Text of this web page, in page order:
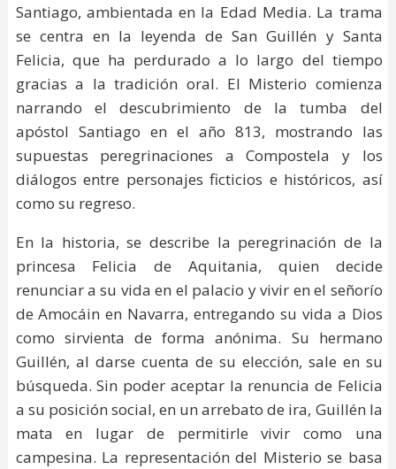
Santiago, ambientada en la Edad Media. La trama
se centra en la leyenda de San Guillén y Santa
Felicia, que ha perdurado a lo largo del tiempo
gracias a la tradición oral. El Misterio comienza
narrando el descubrimiento de la tumba del
apóstol Santiago en el año 813, mostrando las
supuestas peregrinaciones a Compostela y los
diálogos entre personajes ficticios e históricos, así
como su regreso.
En la historia, se describe la peregrinación de la
princesa Felicia de Aquitania, quien decide
renunciar a su vida en el palacio y vivir en el señorío
de Amocáin en Navarra, entregando su vida a Dios
como sirvienta de forma anónima. Su hermano
Guillén, al darse cuenta de su elección, sale en su
búsqueda. Sin poder aceptar la renuncia de Felicia
a su posición social, en un arrebato de ira, Guillén la
mata en lugar de permitirle vivir como una
campesina. La representación del Misterio se basa